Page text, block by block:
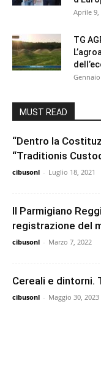
Aprile 9,
TG
MUST READ
“Dentro la
“Traditionis
cibusonl - Luglio 18, 2021
Il Parmigiano
registrazione del
cibusonl - Marzo 7, 2022
Cereali e dintorni.
cibusonl - Maggio 30, 2023